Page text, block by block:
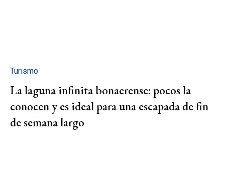
Turismo
La laguna infinita bonaerense: pocos la
conocen y es ideal para una escapada de fin
de semana largo